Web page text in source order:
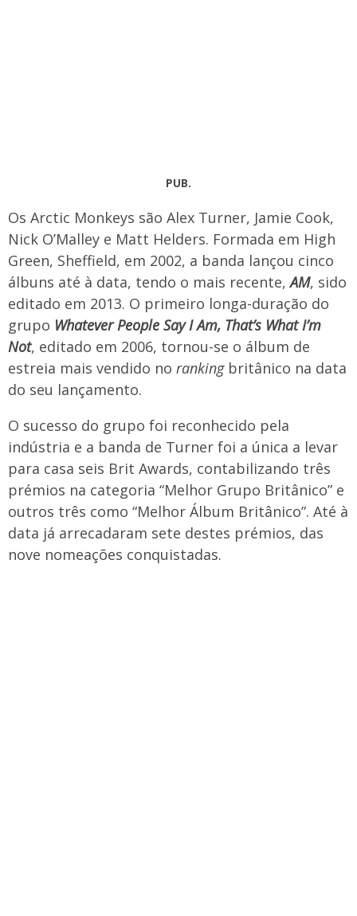
PUB.
Os Arctic Monkeys são Alex Turner, Jamie Cook,
Nick O’Malley e Matt Helders. Formada em High
Green, Sheffield, em 2002, a banda lançou cinco
álbuns até à data, tendo o mais recente,AM, sido
editado em 2013. O primeiro longa-duração do
grupo Whatever People Say I Am, That’s What I’m
Not, editado em 2006, tornou-se o álbum de
estreia mais vendido no ranking britânico na data
do seu lançamento.
O sucesso do grupo foi reconhecido pela
indústria e a banda de Turner foi a única a levar
para casa seis Brit Awards, contabilizando três
prémios na categoria “Melhor Grupo Britânico” e
outros três como “Melhor Álbum Britânico”. Até à
data já arrecadaram sete destes prémios, das
nove nomeações conquistadas.